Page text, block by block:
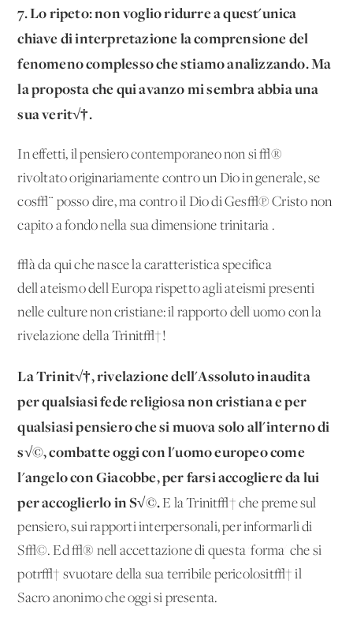
7. Lo ripeto: non voglio ridurre a quest'unica
chiave di interpretazione la comprensione del
fenomeno complesso che stiamo analizzando. Ma
la proposta che qui avanzo mi sembra abbia una
sua verit√†.
In effetti, il pensiero contemporaneo non si √®
rivoltato originariamente contro un Dio in generale, se
cos√¨ posso dire, ma contro il Dio di Ges√π Cristo non
capito a fondo nella sua dimensione trinitaria .
√à da qui che nasce la caratteristica specifica
dell'ateismo dell'Europa rispetto agli ateismi presenti
nelle culture non cristiane: il rapporto dell'uomo con la
rivelazione della Trinit√†!
La Trinit√†, rivelazione dell'Assoluto inaudita
per qualsiasi fede religiosa non cristiana e per
qualsiasi pensiero che si muova solo all'interno di
s√©, combatte oggi con l'uomo europeo come
l'angelo con Giacobbe, per farsi accogliere da lui
per accoglierlo in S√©.E la Trinit√† che preme sul
pensiero, sui rapporti interpersonali, per informarli di
S√©. Ed √® nell'accettazione di questa 'forma' che si
potr√† svuotare della sua terribile pericolosit√† il
Sacro anonimo che oggi si presenta.